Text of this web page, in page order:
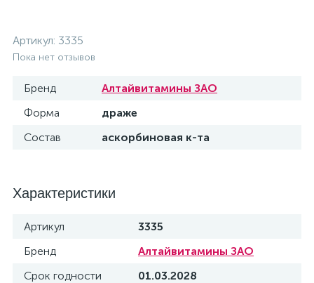
Артикул: 3335
Пока нет отзывов
Бренд
Алтайвитамины ЗАО
Форма
драже
Состав
аскорбиновая к-та
Характеристики
Артикул
3335
Бренд
Алтайвитамины ЗАО
Срок годности
01.03.2028